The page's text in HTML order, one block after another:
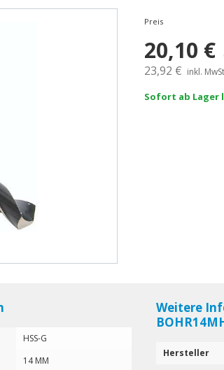
Preis
20,10 €
23,92 € inkl.
Sofort ab Lager
HSS-G
14 MM
Weitere
Hersteller